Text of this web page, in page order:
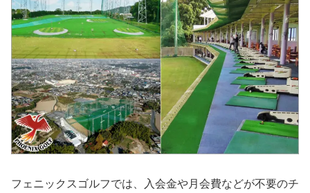
フェニックスゴルフでは、入会金や月会費などが不要のチ